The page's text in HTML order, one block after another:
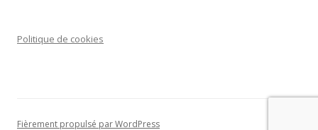
Politique de cookies
Fièrement propulsé par WordPress